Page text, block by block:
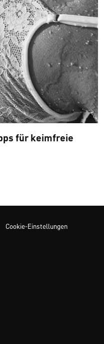
für keimfreie
Cookie-Einstellungen